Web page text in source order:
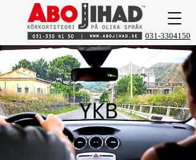
031-3304150
YKB